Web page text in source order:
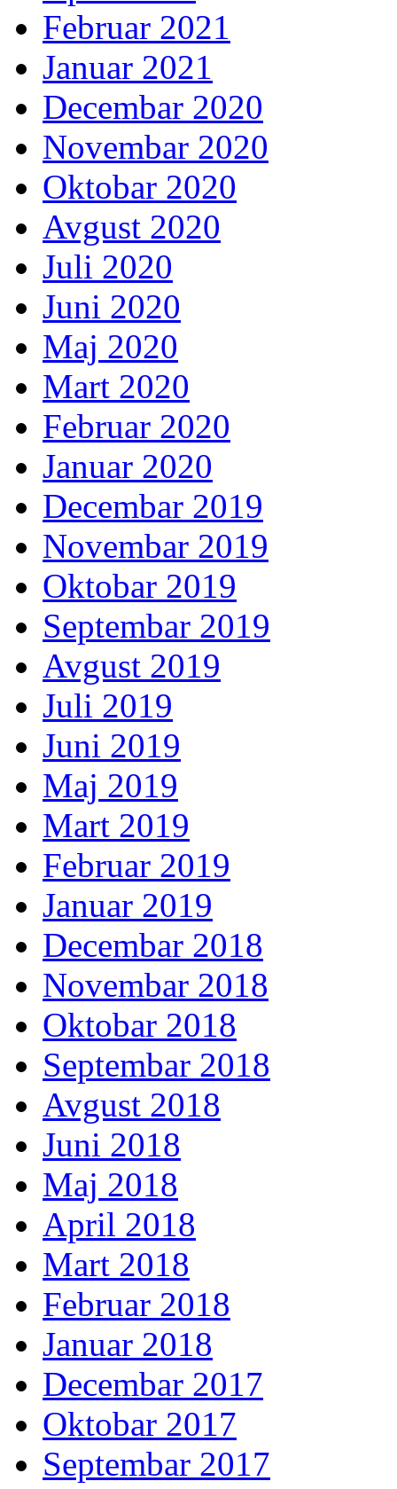
Februar 2021
Januar 2021
Decembar 2020
Novembar 2020
Oktobar 2020
Avgust 2020
Juli 2020
Juni 2020
Maj 2020
Mart 2020
Februar 2020
Januar 2020
Decembar 2019
Novembar 2019
Oktobar 2019
Septembar 2019
Avgust 2019
Juli 2019
Juni 2019
Maj 2019
Mart 2019
Februar 2019
Januar 2019
Decembar 2018
Novembar 2018
Oktobar 2018
Septembar 2018
Avgust 2018
Juni 2018
Maj 2018
April 2018
Mart 2018
Februar 2018
Januar 2018
Decembar 2017
Oktobar 2017
Septembar 2017